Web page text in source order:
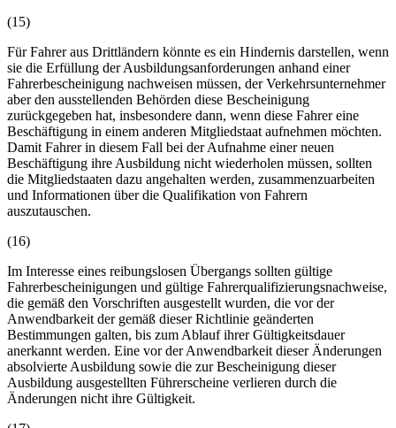
(15)
Für Fahrer aus Drittländern könnte es ein Hindernis darstellen, wenn
sie die Erfüllung der Ausbildungsanforderungen anhand einer
Fahrerbescheinigung nachweisen müssen, der Verkehrsunternehmer
aber den ausstellenden Behörden diese Bescheinigung
zurückgegeben hat, insbesondere dann, wenn diese Fahrer eine
Beschäftigung in einem anderen Mitgliedstaat aufnehmen möchten.
Damit Fahrer in diesem Fall bei der Aufnahme einer neuen
Beschäftigung ihre Ausbildung nicht wiederholen müssen, sollten
die Mitgliedstaaten dazu angehalten werden, zusammenzuarbeiten
und Informationen über die Qualifikation von Fahrern
auszutauschen.
(16)
Im Interesse eines reibungslosen Übergangs sollten gültige
Fahrerbescheinigungen und gültige Fahrerqualifizierungsnachweise,
die gemäß den Vorschriften ausgestellt wurden, die vor der
Anwendbarkeit der gemäß dieser Richtlinie geänderten
Bestimmungen galten, bis zum Ablauf ihrer Gültigkeitsdauer
anerkannt werden. Eine vor der Anwendbarkeit dieser Änderungen
absolvierte Ausbildung sowie die zur Bescheinigung dieser
Ausbildung ausgestellten Führerscheine verlieren durch die
Änderungen nicht ihre Gültigkeit.